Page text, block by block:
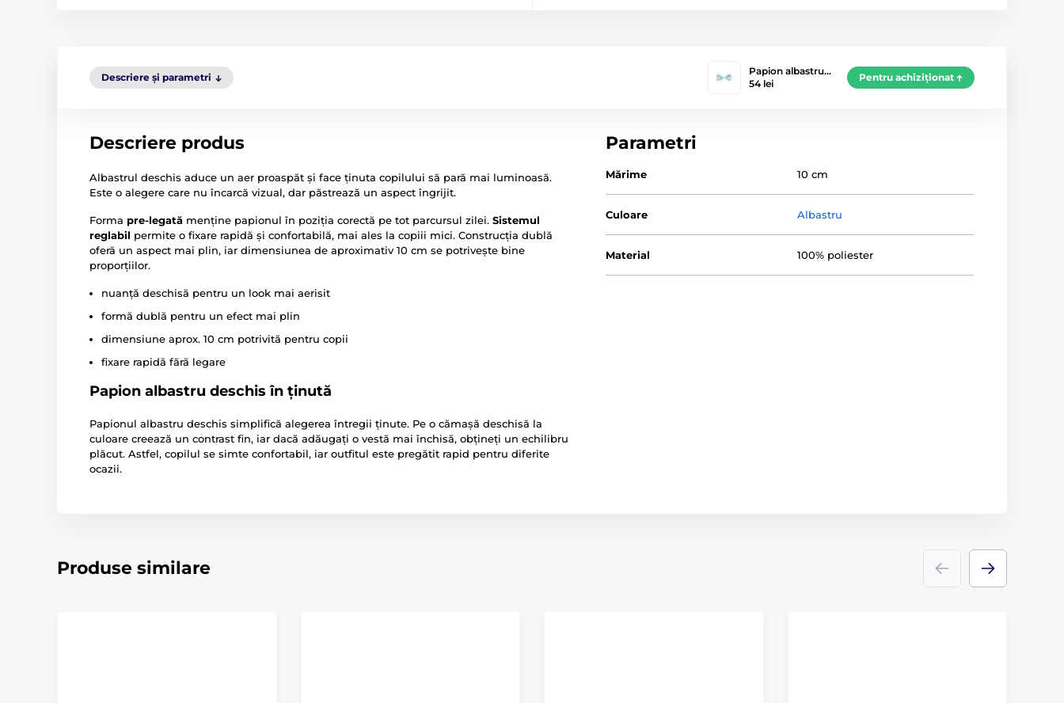
Descriere și parametri
Papion albastru…
54 lei
Pentru achiziționat
Descriere produs
Albastrul deschis aduce un aer proaspăt și face ținuta copilului să pară mai luminoasă.
Este o alegere care nu încarcă vizual, dar păstrează un aspect îngrijit.
Forma pre-legată menține papionul în poziția corectă pe tot parcursul zilei. Sistemul
reglabil permite o fixare rapidă și confortabilă, mai ales la copiii mici. Construcția dublă
oferă un aspect mai plin, iar dimensiunea de aproximativ 10 cm se potrivește bine
proporțiilor.
nuanță deschisă pentru un look mai aerisit
formă dublă pentru un efect mai plin
dimensiune aprox. 10 cm potrivită pentru copii
fixare rapidă fără legare
Papion albastru deschis în ținută
Papionul albastru deschis simplifică alegerea întregii ținute. Pe o cămașă deschisă la
culoare creează un contrast fin, iar dacă adăugați o vestă mai închisă, obțineți un echilibru
plăcut. Astfel, copilul se simte confortabil, iar outfitul este pregătit rapid pentru diferite
ocazii.
Parametri
Mărime 10 cm
Culoare Albastru
Material 100% poliester
Produse similare